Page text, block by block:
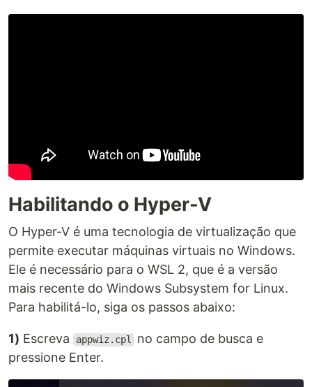
Habilitando o Hyper-V
O Hyper-V é uma tecnologia de virtualização que
permite executar máquinas virtuais no Windows.
Ele é necessário para o WSL 2, que é a versão
mais recente do Windows Subsystem for Linux.
Para habilitá-lo, siga os passos abaixo:
1) Escreva appwiz.cpl
no campo de busca e
pressione Enter.